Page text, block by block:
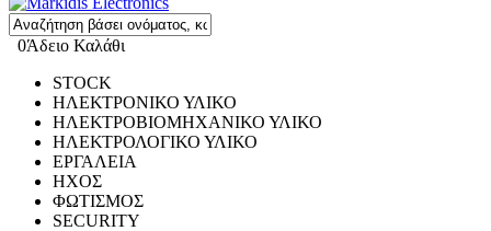
0Άδειο Καλάθι
STOCK
ΗΛΕΚΤΡΟΝΙΚΟ ΥΛΙΚΟ
ΗΛΕΚΤΡΟΒΙΟΜΗΧΑΝΙΚΟ ΥΛΙΚΟ
ΗΛΕΚΤΡΟΛΟΓΙΚΟ ΥΛΙΚΟ
ΕΡΓΑΛΕΙΑ
ΗΧΟΣ
ΦΩΤΙΣΜΟΣ
SECURITY